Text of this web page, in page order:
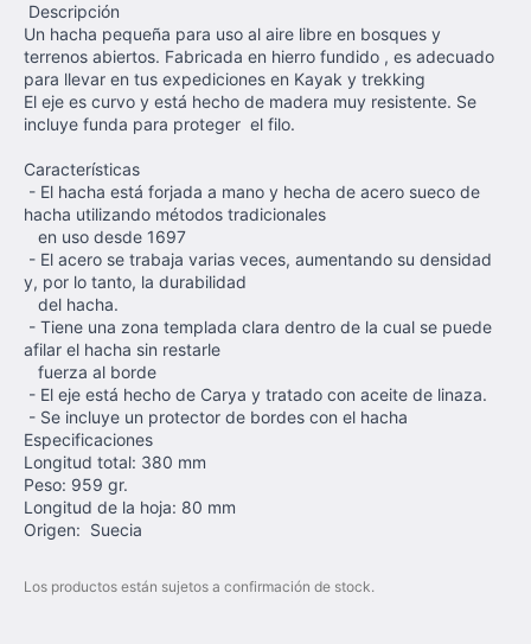
Descripción
Un hacha pequeña para uso al aire libre en bosques y
terrenos abiertos. Fabricada en hierro fundido , es adecuado
para llevar en tus expediciones en Kayak y trekking
El eje es curvo y está hecho de madera muy resistente. Se
incluye funda para proteger el filo.
Características
- El hacha está forjada a mano y hecha de acero sueco de
hacha utilizando métodos tradicionales
en uso desde 1697
- El acero se trabaja varias veces, aumentando su densidad
y, por lo tanto, la durabilidad
del hacha.
- Tiene una zona templada clara dentro de la cual se puede
afilar el hacha sin restarle
fuerza al borde
- El eje está hecho de Carya y tratado con aceite de linaza.
- Se incluye un protector de bordes con el hacha
Especificaciones
Longitud total: 380 mm
Peso: 959 gr.
Longitud de la hoja: 80 mm
Origen: Suecia
Los productos están sujetos a confirmación de stock.